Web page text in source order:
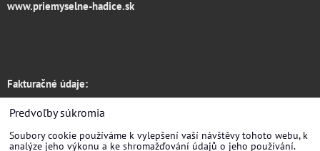
www.priemyselne-hadice.sk
Fakturačné údaje:
Hadice RONDO s.r.o.
Žirovnická 3133/6
Predvoľby súkromia
Soubory cookie používáme k vylepšení vaší návštěvy tohoto webu, k
analýze jeho výkonu a ke shromažďování údajů o jeho používání.